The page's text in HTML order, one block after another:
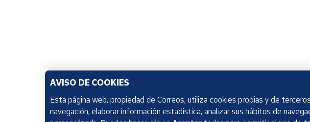
AVISO DE COOKIES
Esta página web, propiedad de Correos, utiliza cookies propias y de
navegación, elaborar información estadística, analizar sus hábitos de